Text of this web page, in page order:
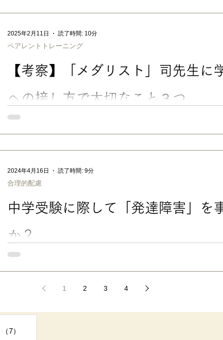
害を含む、障害のある子ども・大人の方に対する合理的配慮の提供が
的義務となった「改正障害者差別解消法」が2024.4より施行されて、
般的な社会の中では、さほど大きな変化はないような気もしますが
り長男が再入学することになった私立大学では、入学前からとても「
【考察】「メダリスト」司先生に
への接し方で大切なこと３つ
ダリスト」原作マンガ1-4巻 アニメ「 メダリスト 」放映/配信中（
ペアレントトレーニング
2025年2月11日 読了時間: 10分
中学受験に際して「発達障害」を
か？
達障害」があることを伝えたほうがいいのか、でも、それで合否に
合理的配慮
2024年4月16日 読了時間: 9分
1 2 3 4
（7）